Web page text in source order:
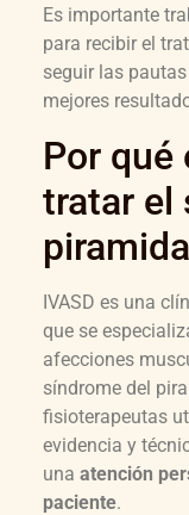
Es importante
para recibir el
seguir las
mejores
Por qué
tratar el
IVASD es una
que se
afecciones
síndrome del
fisioterapeutas
evidencia y
una atención
paciente.